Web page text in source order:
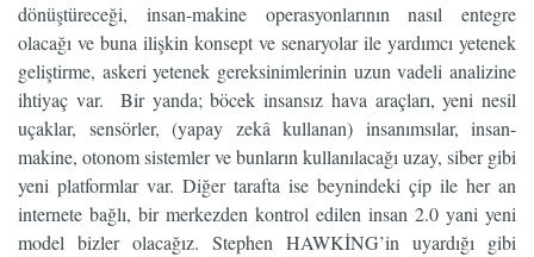
dönüştüreceği, insan-makine operasyonlarının nasıl entegre
olacağı ve buna ilişkin konsept ve senaryolar ile yardımcı yetenek
geliştirme, askeri yetenek gereksinimlerinin uzun vadeli analizine
ihtiyaç var. Bir yanda; böcek insansız hava araçları, yeni nesil
uçaklar, sensörler, (yapay zekâ kullanan) insanımsılar, insan-
makine, otonom sistemler ve bunların kullanılacağı uzay, siber gibi
yeni platformlar var. Diğer tarafta ise beynindeki çip ile her an
internete bağlı, bir merkezden kontrol edilen insan 2.0 yani yeni
model bizler olacağız. Stephen HAWKİNG’in uyardığı gibi